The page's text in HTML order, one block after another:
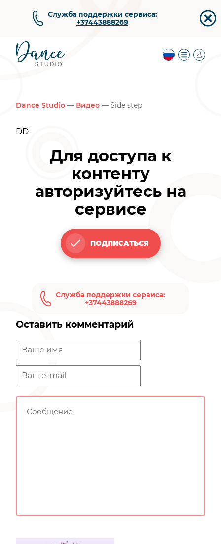
Служба поддержки сервиса:
+37443888269
Dance Studio — Видео — Side step
DD
Для доступа к
контенту
авторизуйтесь на
сервисе
ПОДПИСАТЬСЯ
Служба поддержки сервиса:
+37443888269
Оставить комментарий